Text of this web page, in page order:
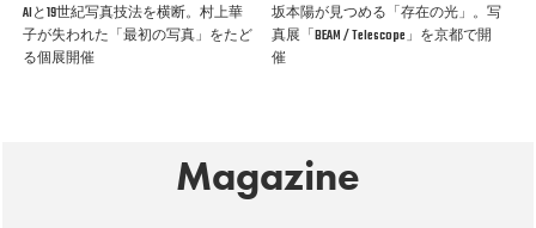
AIと19世紀写真技法を横断。村上華
子が失われた「最初の写真」をたど
る個展開催
坂本陽が見つめる「存在の光」。写
真展「BEAM / Telescope」を京都で開
催
Magazine